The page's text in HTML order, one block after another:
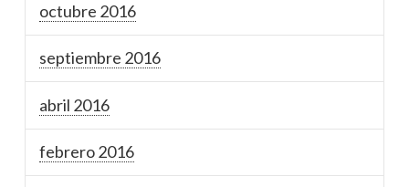
octubre 2016
septiembre 2016
abril 2016
febrero 2016